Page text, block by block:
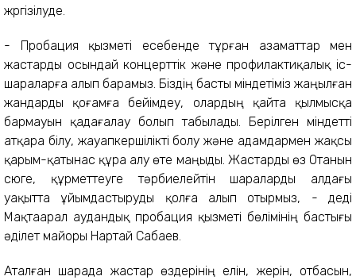
жүргізілуде.
- Пробация қызметі есебенде тұрған азаматтар мен
жастарды осындай концерттік және профилактиқалық іс-
шараларға алып барамыз. Біздің басты міндетіміз жаңылған
жандарды қоғамға бейімдеу, олардың қайта қылмысқа
бармауын қадағалау болып табылады. Берілген міндетті
атқара білу, жауапкершілікті болу және адамдармен жақсы
қарым-қатынас құра алу өте маңыды. Жастарды өз Отанын
сүюге, құрметтеуге тәрбиелейтін шараларды алдағы
уақытта ұйымдастыруды қолға алып отырмыз, - деді
Мақтаарал аудандық пробация қызметі бөлімінің бастығы
әділет майоры Нартай Сабаев.
Аталған шарада жастар өздерінің елін, жерін, отбасын,